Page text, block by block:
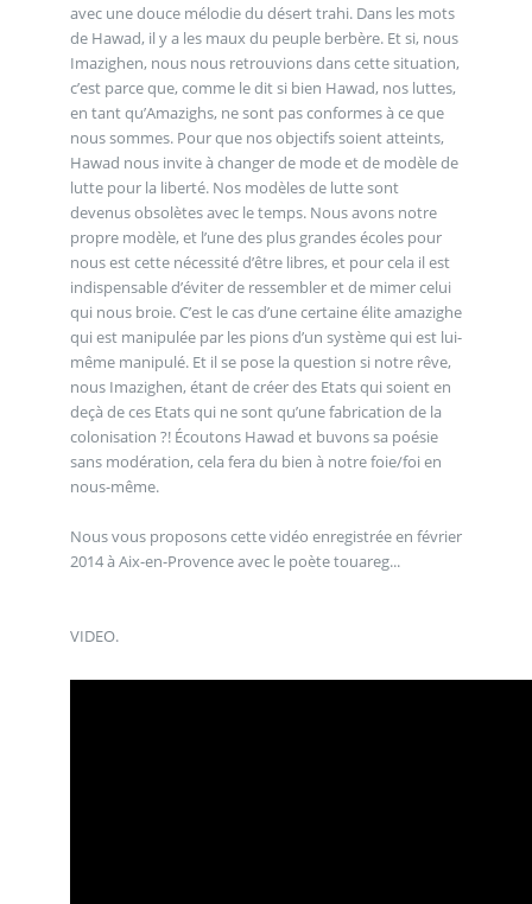
avec une douce mélodie du désert trahi. Dans les mots
de Hawad, il y a les maux du peuple berbère. Et si, nous
Imazighen, nous nous retrouvions dans cette situation,
c’est parce que, comme le dit si bien Hawad, nos luttes,
en tant qu’Amazighs, ne sont pas conformes à ce que
nous sommes. Pour que nos objectifs soient atteints,
Hawad nous invite à changer de mode et de modèle de
lutte pour la liberté. Nos modèles de lutte sont
devenus obsolètes avec le temps. Nous avons notre
propre modèle, et l’une des plus grandes écoles pour
nous est cette nécessité d’être libres, et pour cela il est
indispensable d’éviter de ressembler et de mimer celui
qui nous broie. C’est le cas d’une certaine élite amazighe
qui est manipulée par les pions d’un système qui est lui-
même manipulé. Et il se pose la question si notre rêve,
nous Imazighen, étant de créer des Etats qui soient en
deçà de ces Etats qui ne sont qu’une fabrication de la
colonisation ?! Écoutons Hawad et buvons sa poésie
sans modération, cela fera du bien à notre foie/foi en
nous-même.
Nous vous proposons cette vidéo enregistrée en février
2014 à Aix-en-Provence avec le poète touareg...
VIDEO.